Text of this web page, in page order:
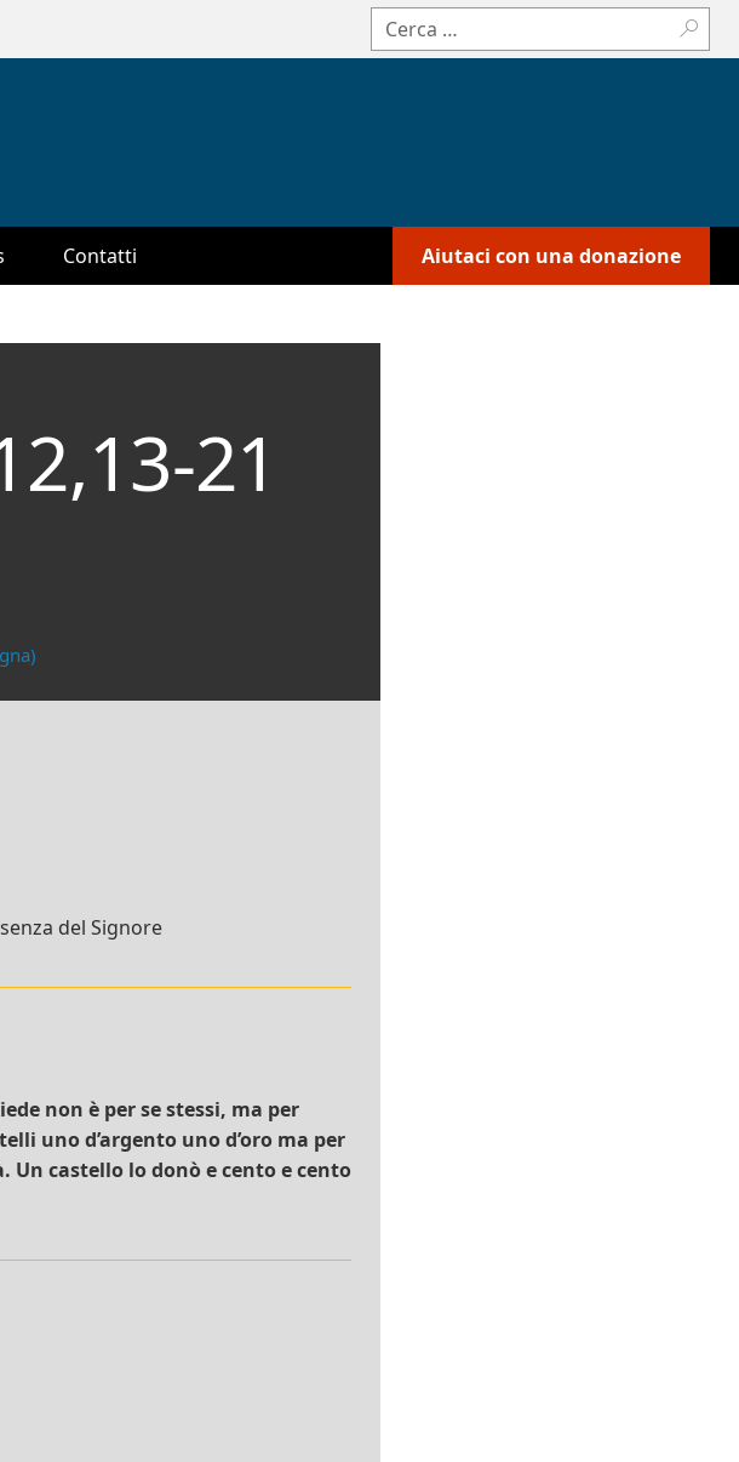
Cerca:
Contatti Aiutaci con una donazione
21
del Signore
non è per se stessi, ma per
uno d’argento uno d’oro ma per
castello lo donò e cento e cento